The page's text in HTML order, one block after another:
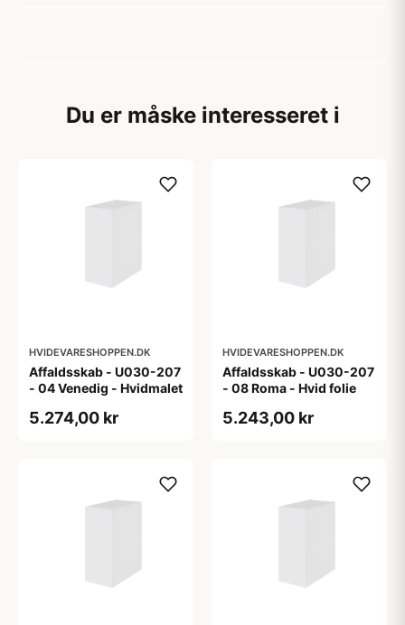
Du er måske interesseret i
HVIDEVARESHOPPEN.DK
Affaldsskab - U030-207
- 04 Venedig - Hvidmalet
5.274,00 kr
HVIDEVARESHOPPEN.DK
Affaldsskab - U030-207
- 08 Roma - Hvid folie
5.243,00 kr